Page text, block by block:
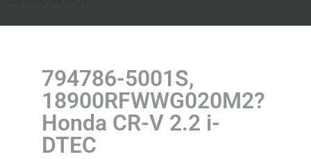
794786-5001S,
18900RFWWG020M2?
Honda CR-V 2.2 i-
DTEC